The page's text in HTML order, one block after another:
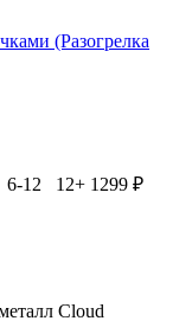
(Разогрелка
12 12+ 1299 ₽